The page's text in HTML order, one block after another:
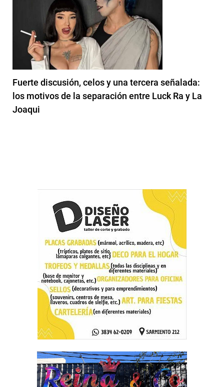
Fuerte discusión, celos y una tercera señalada:
los motivos de la separación entre Luck Ra y La
Joaqui